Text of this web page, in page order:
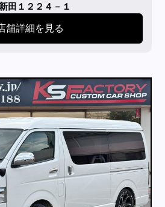
田１２２４－１
舗詳細を見る